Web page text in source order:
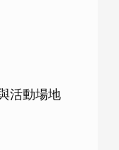
活動場地